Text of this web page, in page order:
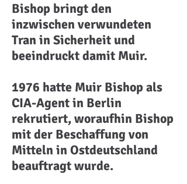
Bishop bringt den
inzwischen verwundeten
Tran in Sicherheit und
beeindruckt damit Muir.
1976 hatte Muir Bishop als
CIA-Agent in Berlin
rekrutiert, woraufhin Bishop
mit der Beschaffung von
Mitteln in Ostdeutschland
beauftragt wurde.